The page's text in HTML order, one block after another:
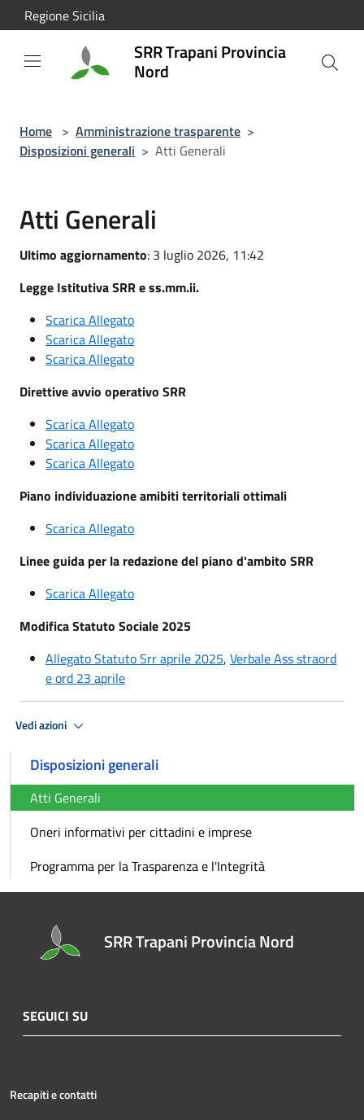
Salta al contenuto principale
Regione Sicilia
SRR Trapani Provincia
Nord
Home > Amministrazione trasparente >
Disposizioni generali > Atti Generali
Atti Generali
Ultimo aggiornamento: 3 luglio 2026, 11:42
Legge Istitutiva SRR e ss.mm.ii.
Scarica Allegato
Scarica Allegato
Scarica Allegato
Direttive avvio operativo SRR
Scarica Allegato
Scarica Allegato
Scarica Allegato
Piano individuazione amibiti territoriali ottimali
Scarica Allegato
Linee guida per la redazione del piano d'ambito SRR
Scarica Allegato
Modifica Statuto Sociale 2025
Allegato Statuto Srr aprile 2025, Verbale Ass straord
e ord 23 aprile
Vedi azioni
Disposizioni generali
Atti Generali
Oneri informativi per cittadini e imprese
Programma per la Trasparenza e l'Integrità
SRR Trapani Provincia Nord
SEGUICI SU
Recapiti e contatti